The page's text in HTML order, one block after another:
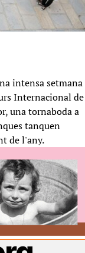
intensa setmana
Internacional de
una tornaboda a
tanquen
de l'any.